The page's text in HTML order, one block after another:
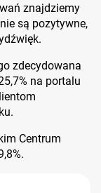
znajdziemy
są pozytywne,
zdecydowana
na portalu
Centrum